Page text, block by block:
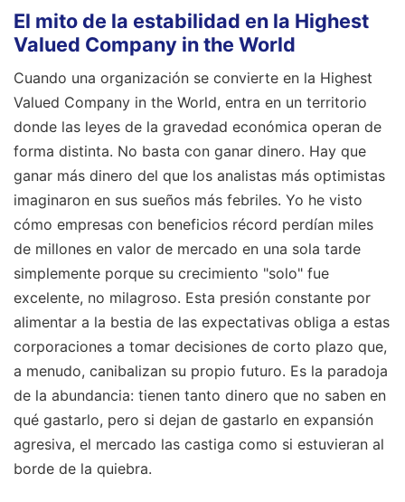
El mito de la estabilidad en la Highest
Valued Company in the World
Cuando una organización se convierte en la Highest
Valued Company in the World, entra en un territorio
donde las leyes de la gravedad económica operan de
forma distinta. No basta con ganar dinero. Hay que
ganar más dinero del que los analistas más optimistas
imaginaron en sus sueños más febriles. Yo he visto
cómo empresas con beneficios récord perdían miles
de millones en valor de mercado en una sola tarde
simplemente porque su crecimiento "solo" fue
excelente, no milagroso. Esta presión constante por
alimentar a la bestia de las expectativas obliga a estas
corporaciones a tomar decisiones de corto plazo que,
a menudo, canibalizan su propio futuro. Es la paradoja
de la abundancia: tienen tanto dinero que no saben en
qué gastarlo, pero si dejan de gastarlo en expansión
agresiva, el mercado las castiga como si estuvieran al
borde de la quiebra.